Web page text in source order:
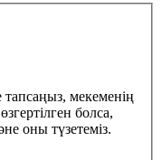
тапсаңыз, мекеменің
болса,
оны түзетеміз.